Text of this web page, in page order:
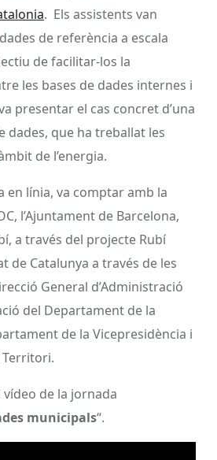
. Els assistents van
de referència a escala
de facilitar-los la
les bases de dades internes i
presentar el cas concret d’una
dades, que ha treballat les
de l’energia.
en línia, va comptar amb la
l’Ajuntament de Barcelona,
a través del projecte Rubí
de Catalunya a través de les
General d’Administració
del Departament de la
de la Vicepresidència i
de la jornada
municipals“.